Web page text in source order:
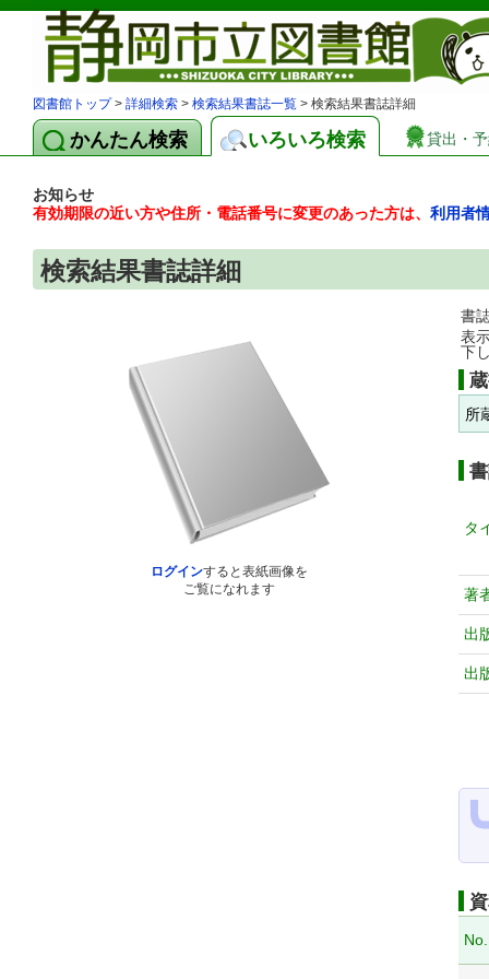
図書館トップ> 詳細検索 > 検索結果書誌一覧 > 検索結果書誌詳細
かんたん検索 いろいろ検索 貸出・
お知らせ
有効期限の近い方や住所・電話番号に変更のあった方は、 利用者
検索結果書誌詳細
ログインすると表紙画像を
ご覧になれます
書
表
下
所
タ
著
出
出
No.